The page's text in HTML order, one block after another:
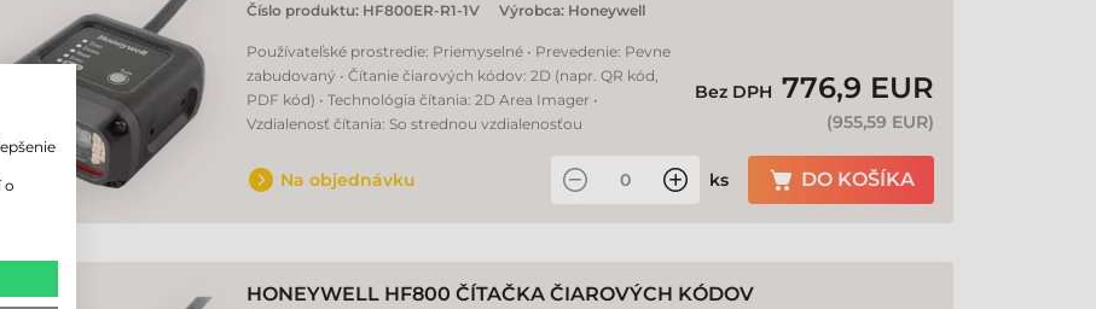
Číslo produktu: HF800ER-R1-1V Výrobca: Honeywell
Používateľské prostredie: Priemyselné • Prevedenie: Pevne
zabudovaný • Čítanie čiarových kódov: 2D (napr. QR kód,
PDF kód) • Technológia čítania: 2D Area Imager •
Vzdialenosť čítania: So strednou vzdialenosťou
Bez DPH 776,9 EUR
(955,59 EUR)
Na objednávku ks DO KOŠÍKA
HONEYWELL HF800 ČÍTAČKA ČIAROVÝCH KÓDOV
o